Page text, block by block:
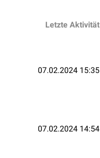
Letzte Aktivität
07.02.2024 15:35
07.02.2024 14:54